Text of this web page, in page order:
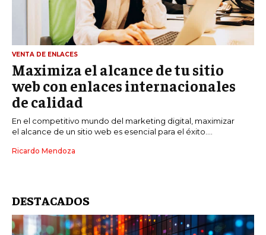
VENTA DE ENLACES
Maximiza el alcance de tu sitio
web con enlaces internacionales
de calidad
En el competitivo mundo del marketing digital, maximizar
el alcance de un sitio web es esencial para el éxito....
Ricardo Mendoza
DESTACADOS